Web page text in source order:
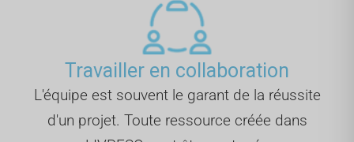
Travailler en collaboration
L'équipe est souvent le garant de la réussite
d'un projet. Toute ressource créée dans